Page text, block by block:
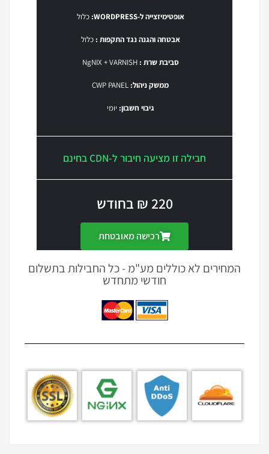
אופטימיזצייה ל-WORDPRESS: כלול
אבטחה והגנה נגד התקפות : כלול
סביבת שרת : NgNIX + VARNISH
ממשק ניהול:
גיבוי חשבון: יומי
חבילה זו מציעה חיבור ל-CDN בחינם
220 ₪ בחודש
רכישה מאובטחת
המחירים לא כוללים מע"מ - כל החבילות בתשלום
חודשי מתחדש